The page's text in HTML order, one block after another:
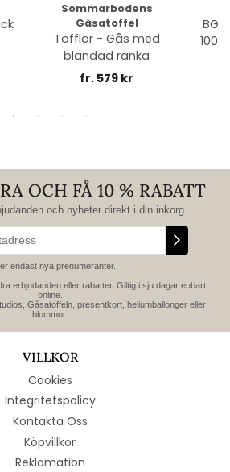
Sommarbodens
Gåsatoffel
Tofflor - Gås med
blandad ranka
fr. 579 kr
OCH FÅ 10 % RABATT
och nyheter direkt i din inkorg.
endast nya prenumeranter.
erbjudanden eller rabatter. Giltig i sju dagar enbart
online.
Gåsatoffeln, presentkort, heliumballonger eller
blommor.
VILLKOR
Cookies
Integritetspolicy
Kontakta Oss
Köpvillkor
Reklamation